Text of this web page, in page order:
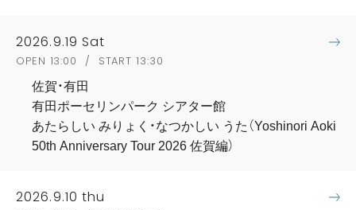
2026.9.19 Sat
OPEN 13:00 / START 13:30
佐賀・有田
有田ポーセリンパーク シアター館
あたらしい みりょく・なつかしい うた（Yoshinori Aoki
50th Anniversary Tour 2026 佐賀編）
2026.9.10 thu